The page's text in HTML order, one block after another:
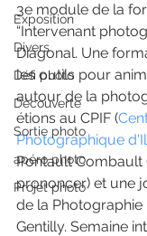
Exposition
Divers
Défi photo
Découverte
Sortie photo
apéro photo
Projet photo
3e module de la
“Intervenant
Diagonal. Une
les outils pour
autour de la
étions au CPIF (
Photographique
Pontault Combault
prononcer) et une
de la Photographie
Gentilly. Semaine